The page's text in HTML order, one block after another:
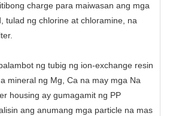
charge para maiwasan ang mga
tulad ng chlorine at chloramine, na
ng tubig ng ion-exchange resin
mineral ng Mg, Ca na may mga Na
housing ay gumagamit ng PP
ang anumang mga particle na mas